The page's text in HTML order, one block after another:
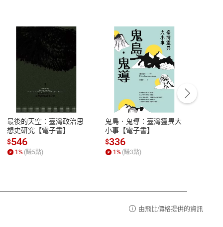
性
參
服務時間：週一到週五 10:00-12:00、
13:00-17:00 (國定假日及例假日休息)
客服電話：0080-1857077
最後的天空：臺灣政治思
想史研究【電子書】
$546
1% (賺5點)
鬼島．鬼導：臺灣靈異大
小事【電子書】
$336
1% (賺3點)
由飛比價格提供的資訊